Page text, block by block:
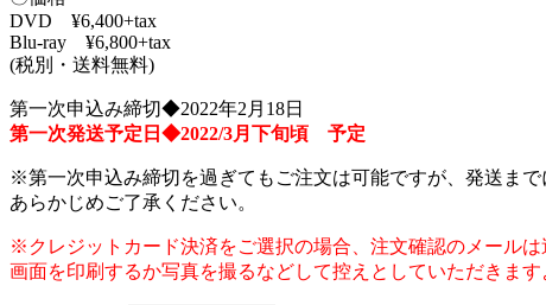
DVD ¥6,400+tax
Blu-ray ¥6,800+tax
(税別・送料無料)
第一次申込み締切◆2022年2月18日
第一次発送予定日◆2022/3月下旬頃 予定
※第一次申込み締切を過ぎてもご注文は可能ですが、発送まで
あらかじめご了承ください。
※クレジットカード決済をご選択の場合、注文確認のメール
画面を印刷するか写真を撮るなどして控えとしていただきます